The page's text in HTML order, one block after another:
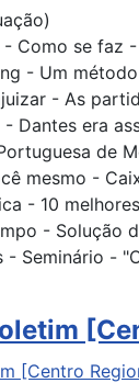
- Como se faz
- Um
- As
- Dantes era
de
mesmo -
- 10
- Solução
- Seminário -